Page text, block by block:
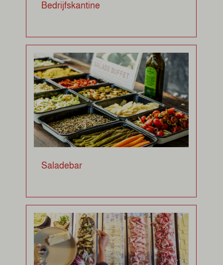
Bedrijfskantine
Saladebar